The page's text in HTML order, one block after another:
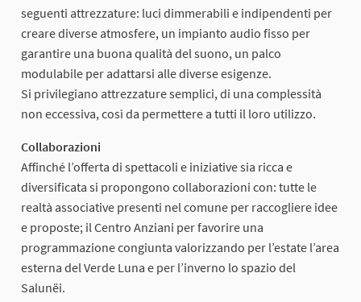
seguenti attrezzature: luci dimmerabili e indipendenti per
creare diverse atmosfere, un impianto audio fisso per
garantire una buona qualità del suono, un palco
modulabile per adattarsi alle diverse esigenze.
Si privilegiano attrezzature semplici, di una complessità
non eccessiva, così da permettere a tutti il loro utilizzo.
Collaborazioni
Affinché l’offerta di spettacoli e iniziative sia ricca e
diversificata si propongono collaborazioni con: tutte le
realtà associative presenti nel comune per raccogliere idee
e proposte; il Centro Anziani per favorire una
programmazione congiunta valorizzando per l’estate l’area
esterna del Verde Luna e per l’inverno lo spazio del
Salunëi.